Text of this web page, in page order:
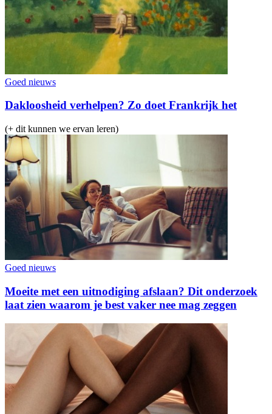
Goed nieuws
Dakloosheid verhelpen? Zo doet Frankrijk het
(+ dit kunnen we ervan leren)
Goed nieuws
Moeite met een uitnodiging afslaan? Dit onderzoek
laat zien waarom je best vaker nee mag zeggen